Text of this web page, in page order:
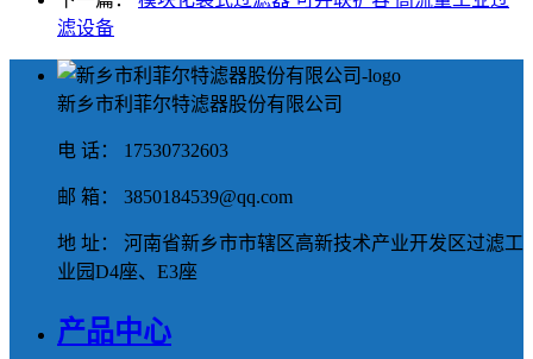
滤设备
新乡市利菲尔特滤器股份有限公司
电 话： 17530732603
邮 箱： 3850184539@qq.com
地 址： 河南省新乡市市辖区高新技术产业开发区过滤工
业园D4座、E3座
产品中心